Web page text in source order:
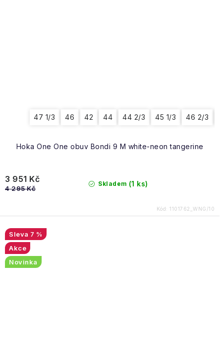
Hoka One One obuv Bondi 9 M white-neon tangerine
47 1/3 46 42 44 44 2/3 45 1/3 46 2/3
Skladem (1 ks)
3 951 Kč
4 295 Kč
Kód: 1101762_WNG/10
7 %
Akce
Novinka